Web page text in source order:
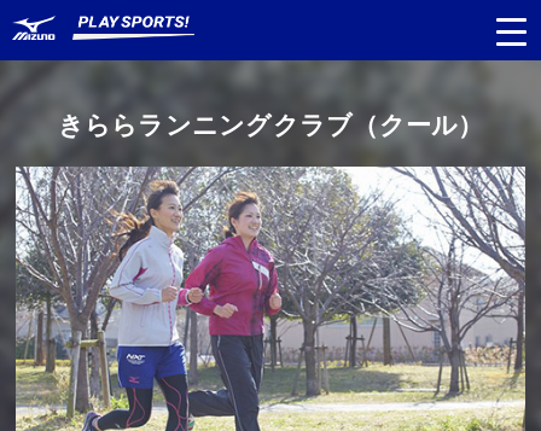
都道府県から探す
種目から探す
日程から探す
対象年齢 から探す
きららランニングクラブ（クール）